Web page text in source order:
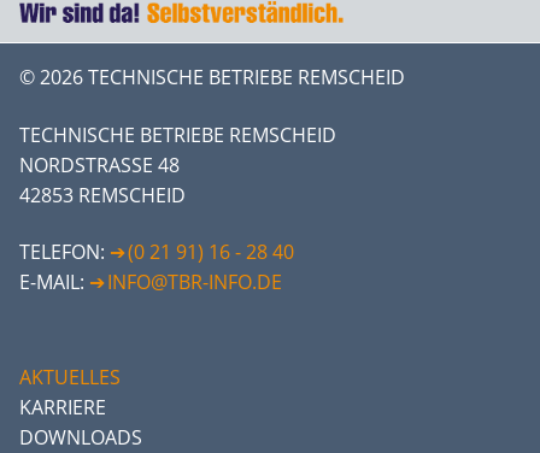
© 2026 TECHNISCHE BETRIEBE REMSCHEID
TECHNISCHE BETRIEBE REMSCHEID
NORDSTRASSE 48
42853 REMSCHEID
TELEFON:
(0 21 91) 16 - 28 40
E-MAIL:
INFO@TBR-INFO.DE
AKTUELLES
KARRIERE
DOWNLOADS